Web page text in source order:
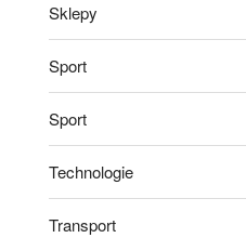
Sklepy
Sport
Sport
Technologie
Transport